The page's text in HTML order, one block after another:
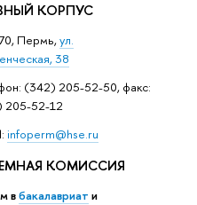
КОРПУС
Пермь,ул.
38
(342) 205-52-50, факс:
205-52-12
infoperm@hse.ru
КОМИССИЯ
вбакалавриат и